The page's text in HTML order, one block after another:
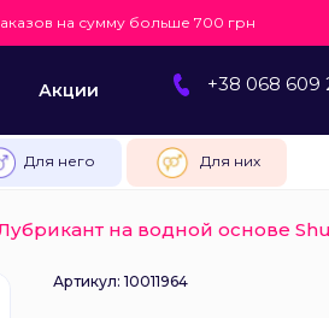
на сумму больше 700 грн
Акции +38 068 609
Для него Для них
на водной основе
Артикул: 10011964